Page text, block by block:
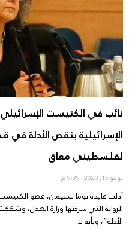
نائب في الكنيست
الإسرائيلية بنقص الأدلة في
لفلسطيني معاق
يوليو 15, 2020
أدلت عايدة توما سليمان، عضو
الرواية التي سردتها وزارة العدل،
الأدلة”، وبأنه لا